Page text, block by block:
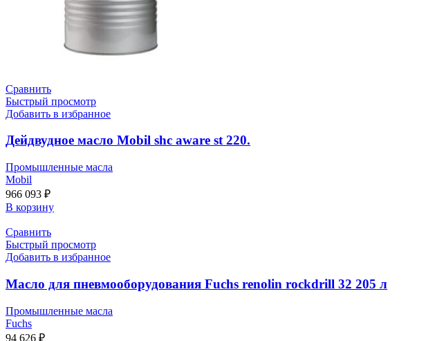
Сравнить
Быстрый просмотр
Добавить в избранное
Дейдвудное масло Mobil shc aware st 220.
Промышленные масла
Mobil
966 093 ₽
В корзину
Сравнить
Быстрый просмотр
Добавить в избранное
Масло для пневмооборудования Fuchs renolin rockdrill 32 205 л
Промышленные масла
Fuchs
94 626 ₽